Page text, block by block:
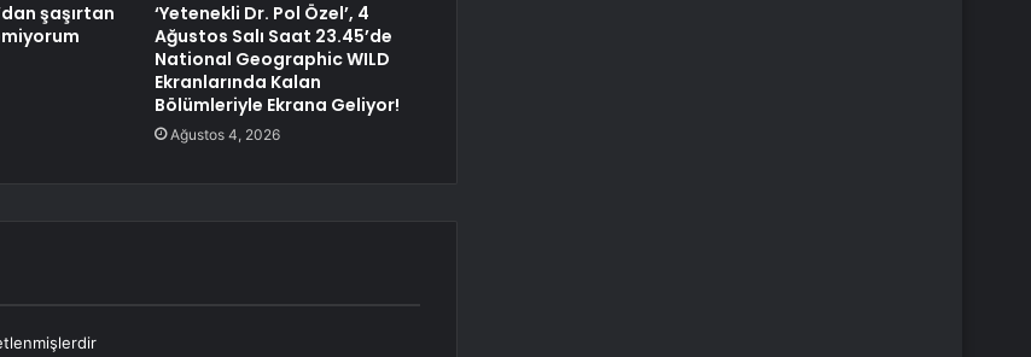
şaşırtan
‘Yetenekli Dr. Pol Özel’, 4
Ağustos Salı Saat 23.45’de
National Geographic WILD
Ekranlarında Kalan
Bölümleriyle Ekrana Geliyor!
Ağustos 4, 2026